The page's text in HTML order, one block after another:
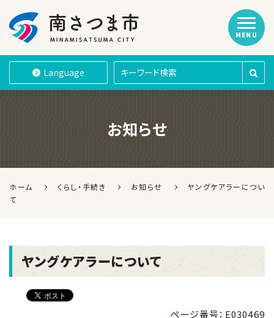
南さつま市
Language
MENU
お知らせ
ホーム くらし・手続き お知らせ
ヤングケアラーについ
て
ヤングケアラーについて
ページ番号：E030469